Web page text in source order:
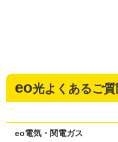
eo光よくあるご質
eo電気・関電ガス